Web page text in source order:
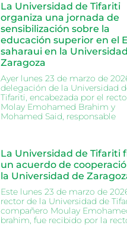
La Universidad de Tifariti
organiza una jornada de
sensibilización sobre la
educación superior en el
saharaui en la
Zaragoza
Ayer lunes 23 de marzo de
delegación de la Universidad
Tifariti, encabezada por el
Molay Emohamed Brahim y
Mohamed Said, responsable
La Universidad de Tifariti
un acuerdo de
la Universidad de
Este lunes 23 de marzo de
rector de la Universidad de
compañero Moulay
brahim, fue recibido por la